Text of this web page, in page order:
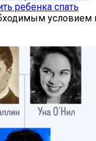
ребенка спать
условием